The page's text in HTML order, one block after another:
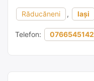
Răducăneni , Iași
Telefon: 0766545142